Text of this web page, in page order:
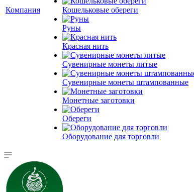
Компания Кошельковые обереги
Руны
Красная нить
Сувенирные монеты литые
Сувенирные монеты штампованные
Монетные заготовки
Обереги
Оборудование для торговли